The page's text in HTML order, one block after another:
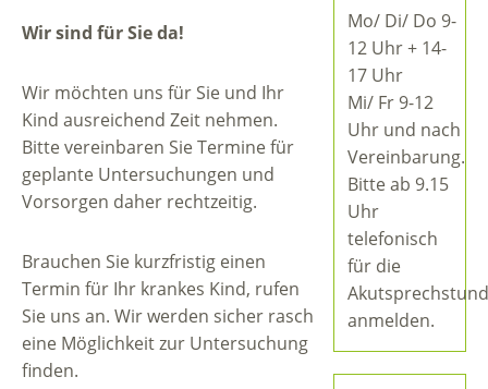
Wir sind für Sie da!
Wir möchten uns für Sie und Ihr
Kind ausreichend Zeit nehmen.
Bitte vereinbaren Sie Termine für
geplante Untersuchungen und
Vorsorgen daher rechtzeitig.
Brauchen Sie kurzfristig einen
Termin für Ihr krankes Kind, rufen
Sie uns an. Wir werden sicher rasch
eine Möglichkeit zur Untersuchung
finden.
Mo/ Di/ Do 9-
12 Uhr + 14-
17 Uhr
Mi/ Fr 9-12
Uhr und nach
Vereinbarung.
Bitte ab 9.15
Uhr
telefonisch
für die
anmelden.